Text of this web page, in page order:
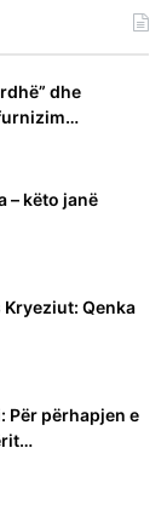
dhe
– këto janë
Qenka
Për përhapjen e